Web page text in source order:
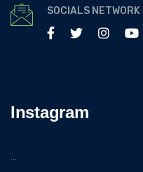
SOCIALS NETWORK
Instagram
…